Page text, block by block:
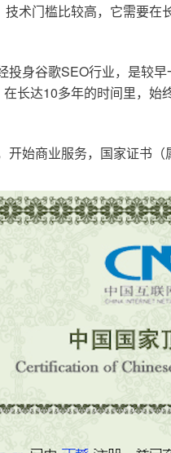
术门槛比较高，它需要
身谷歌SEO行业，是较
长达10多年的时间里，
始商业服务，国家证书（